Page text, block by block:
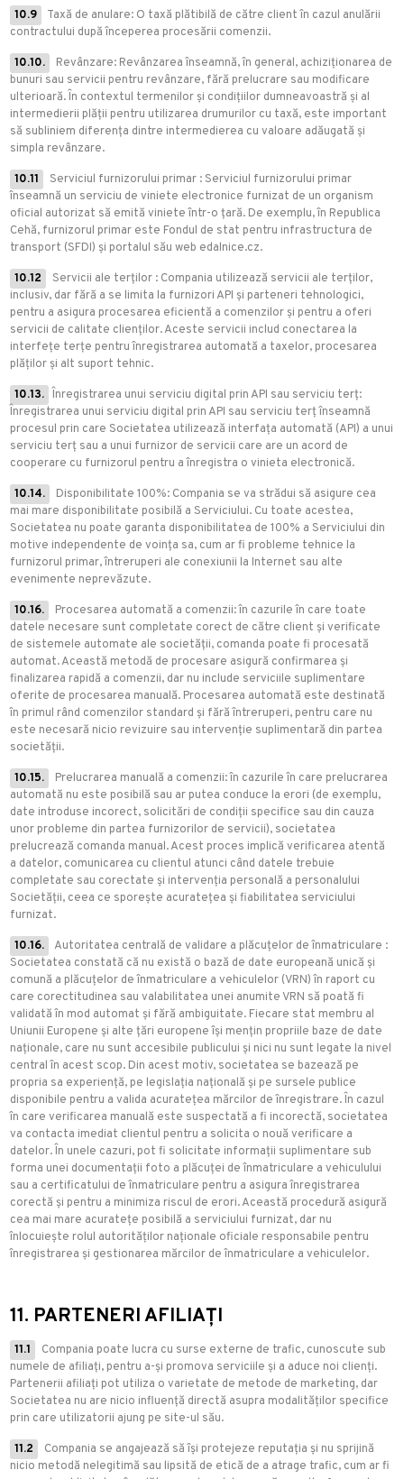
10.9
Taxă de anulare: O taxă plătibilă de către client în cazul anulării
contractului după începerea procesării comenzii.
10.10.
Revânzare: Revânzarea înseamnă, în general, achiziționarea de
bunuri sau servicii pentru revânzare, fără prelucrare sau modificare
ulterioară. În contextul termenilor și condițiilor dumneavoastră și al
intermedierii plății pentru utilizarea drumurilor cu taxă, este important
să subliniem diferența dintre intermedierea cu valoare adăugată și
simpla revânzare.
10.11
Serviciul furnizorului primar : Serviciul furnizorului primar
înseamnă un serviciu de viniete electronice furnizat de un organism
oficial autorizat să emită viniete într-o țară. De exemplu, în Republica
Cehă, furnizorul primar este Fondul de stat pentru infrastructura de
transport (SFDI) și portalul său web edalnice.cz.
10.12
Servicii ale terților : Compania utilizează servicii ale terților,
inclusiv, dar fără a se limita la furnizori API și parteneri tehnologici,
pentru a asigura procesarea eficientă a comenzilor și pentru a oferi
servicii de calitate clienților. Aceste servicii includ conectarea la
interfețe terțe pentru înregistrarea automată a taxelor, procesarea
plăților și alt suport tehnic.
10.13.
Înregistrarea unui serviciu digital prin API sau serviciu terț:
Înregistrarea unui serviciu digital prin API sau serviciu terț înseamnă
procesul prin care Societatea utilizează interfața automată (API) a unui
serviciu terț sau a unui furnizor de servicii care are un acord de
cooperare cu furnizorul pentru a înregistra o vinieta electronică.
10.14.
Disponibilitate 100%: Compania se va strădui să asigure cea
mai mare disponibilitate posibilă a Serviciului. Cu toate acestea,
Societatea nu poate garanta disponibilitatea de 100% a Serviciului din
motive independente de voința sa, cum ar fi probleme tehnice la
furnizorul primar, întreruperi ale conexiunii la Internet sau alte
evenimente neprevăzute.
10.16.
Procesarea automată a comenzii: în cazurile în care toate
datele necesare sunt completate corect de către client și verificate
de sistemele automate ale societății, comanda poate fi procesată
automat. Această metodă de procesare asigură confirmarea și
finalizarea rapidă a comenzii, dar nu include serviciile suplimentare
oferite de procesarea manuală. Procesarea automată este destinată
în primul rând comenzilor standard și fără întreruperi, pentru care nu
este necesară nicio revizuire sau intervenție suplimentară din partea
societății.
10.15.
Prelucrarea manuală a comenzii: în cazurile în care prelucrarea
automată nu este posibilă sau ar putea conduce la erori (de exemplu,
date introduse incorect, solicitări de condiții specifice sau din cauza
unor probleme din partea furnizorilor de servicii), societatea
prelucrează comanda manual. Acest proces implică verificarea atentă
a datelor, comunicarea cu clientul atunci când datele trebuie
completate sau corectate și intervenția personală a personalului
Societății, ceea ce sporește acuratețea și fiabilitatea serviciului
furnizat.
10.16.
Autoritatea centrală de validare a plăcuțelor de înmatriculare :
Societatea constată că nu există o bază de date europeană unică și
comună a plăcuțelor de înmatriculare a vehiculelor (VRN) în raport cu
care corectitudinea sau valabilitatea unei anumite VRN să poată fi
validată în mod automat și fără ambiguitate. Fiecare stat membru al
Uniunii Europene și alte țări europene își mențin propriile baze de date
naționale, care nu sunt accesibile publicului și nici nu sunt legate la nivel
central în acest scop. Din acest motiv, societatea se bazează pe
propria sa experiență, pe legislația națională și pe sursele publice
disponibile pentru a valida acuratețea mărcilor de înregistrare. În cazul
în care verificarea manuală este suspectată a fi incorectă, societatea
va contacta imediat clientul pentru a solicita o nouă verificare a
datelor. În unele cazuri, pot fi solicitate informații suplimentare sub
forma unei documentații foto a plăcuței de înmatriculare a vehiculului
sau a certificatului de înmatriculare pentru a asigura înregistrarea
corectă și pentru a minimiza riscul de erori. Această procedură asigură
cea mai mare acuratețe posibilă a serviciului furnizat, dar nu
înlocuiește rolul autorităților naționale oficiale responsabile pentru
înregistrarea și gestionarea mărcilor de înmatriculare a vehiculelor.
11. PARTENERI AFILIAȚI
11.1
Compania poate lucra cu surse externe de trafic, cunoscute sub
numele de afiliați, pentru a-și promova serviciile și a aduce noi clienți.
Partenerii afiliați pot utiliza o varietate de metode de marketing, dar
Societatea nu are nicio influență directă asupra modalităților specifice
prin care utilizatorii ajung pe site-ul său.
11.2
Compania se angajează să își protejeze reputația și nu sprijină
nicio metodă nelegitimă sau lipsită de etică de a atrage trafic, cum ar fi